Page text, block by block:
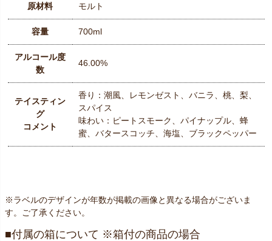
原材料 モルト
容量 700ml
アルコール度
数
46.00%
テイスティン
グ
コメント
香り：潮風、レモンゼスト、バニラ、桃、梨、
スパイス
味わい：ピートスモーク、パイナップル、蜂
蜜、バタースコッチ、海塩、ブラックペッパー
※ラベルのデザインが年数が掲載の画像と異なる場合がございま
す。ご了承ください。
付属の箱について ※箱付の商品の場合